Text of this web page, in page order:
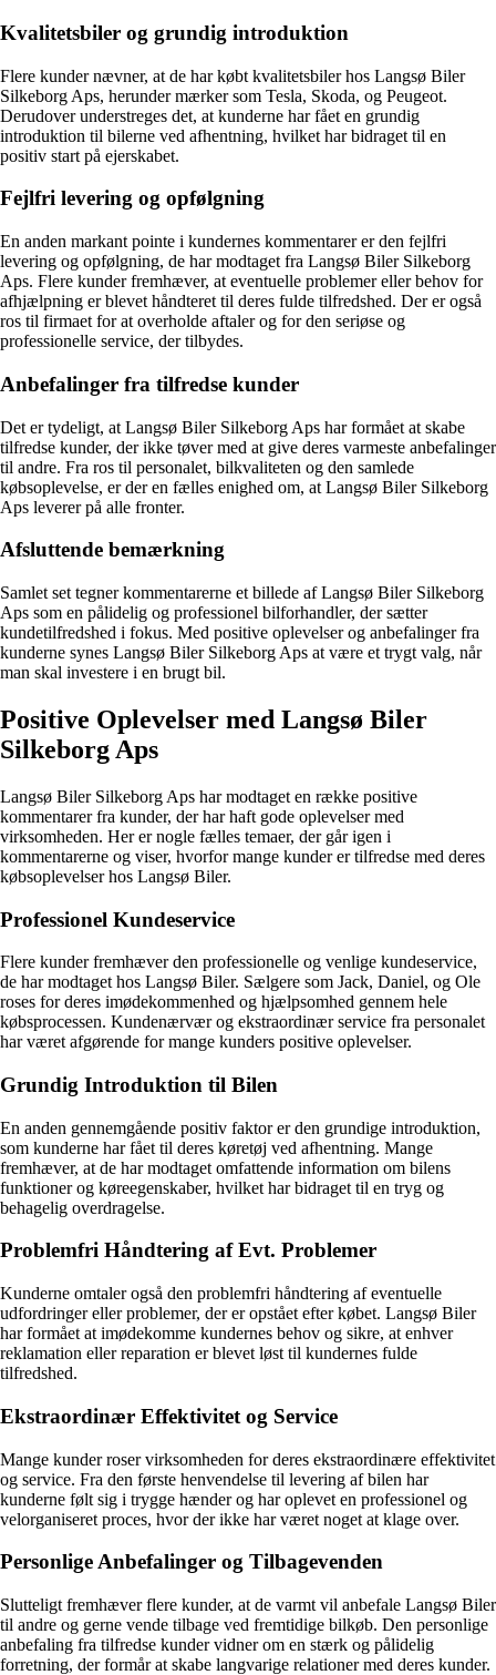
Kvalitetsbiler og grundig introduktion
Flere kunder nævner, at de har købt kvalitetsbiler hos Langsø Biler
Silkeborg Aps, herunder mærker som Tesla, Skoda, og Peugeot.
Derudover understreges det, at kunderne har fået en grundig
introduktion til bilerne ved afhentning, hvilket har bidraget til en
positiv start på ejerskabet.
Fejlfri levering og opfølgning
En anden markant pointe i kundernes kommentarer er den fejlfri
levering og opfølgning, de har modtaget fra Langsø Biler Silkeborg
Aps. Flere kunder fremhæver, at eventuelle problemer eller behov for
afhjælpning er blevet håndteret til deres fulde tilfredshed. Der er også
ros til firmaet for at overholde aftaler og for den seriøse og
professionelle service, der tilbydes.
Anbefalinger fra tilfredse kunder
Det er tydeligt, at Langsø Biler Silkeborg Aps har formået at skabe
tilfredse kunder, der ikke tøver med at give deres varmeste anbefalinger
til andre. Fra ros til personalet, bilkvaliteten og den samlede
købsoplevelse, er der en fælles enighed om, at Langsø Biler Silkeborg
Aps leverer på alle fronter.
Afsluttende bemærkning
Samlet set tegner kommentarerne et billede af Langsø Biler Silkeborg
Aps som en pålidelig og professionel bilforhandler, der sætter
kundetilfredshed i fokus. Med positive oplevelser og anbefalinger fra
kunderne synes Langsø Biler Silkeborg Aps at være et trygt valg, når
man skal investere i en brugt bil.
Positive Oplevelser med Langsø Biler
Silkeborg Aps
Langsø Biler Silkeborg Aps har modtaget en række positive
kommentarer fra kunder, der har haft gode oplevelser med
virksomheden. Her er nogle fælles temaer, der går igen i
kommentarerne og viser, hvorfor mange kunder er tilfredse med deres
købsoplevelser hos Langsø Biler.
Professionel Kundeservice
Flere kunder fremhæver den professionelle og venlige kundeservice,
de har modtaget hos Langsø Biler. Sælgere som Jack, Daniel, og Ole
roses for deres imødekommenhed og hjælpsomhed gennem hele
købsprocessen. Kundenærvær og ekstraordinær service fra personalet
har været afgørende for mange kunders positive oplevelser.
Grundig Introduktion til Bilen
En anden gennemgående positiv faktor er den grundige introduktion,
som kunderne har fået til deres køretøj ved afhentning. Mange
fremhæver, at de har modtaget omfattende information om bilens
funktioner og køreegenskaber, hvilket har bidraget til en tryg og
behagelig overdragelse.
Problemfri Håndtering af Evt. Problemer
Kunderne omtaler også den problemfri håndtering af eventuelle
udfordringer eller problemer, der er opstået efter købet. Langsø Biler
har formået at imødekomme kundernes behov og sikre, at enhver
reklamation eller reparation er blevet løst til kundernes fulde
tilfredshed.
Ekstraordinær Effektivitet og Service
Mange kunder roser virksomheden for deres ekstraordinære effektivitet
og service. Fra den første henvendelse til levering af bilen har
kunderne følt sig i trygge hænder og har oplevet en professionel og
velorganiseret proces, hvor der ikke har været noget at klage over.
Personlige Anbefalinger og Tilbagevenden
Slutteligt fremhæver flere kunder, at de varmt vil anbefale Langsø Biler
til andre og gerne vende tilbage ved fremtidige bilkøb. Den personlige
anbefaling fra tilfredse kunder vidner om en stærk og pålidelig
forretning, der formår at skabe langvarige relationer med deres kunder.